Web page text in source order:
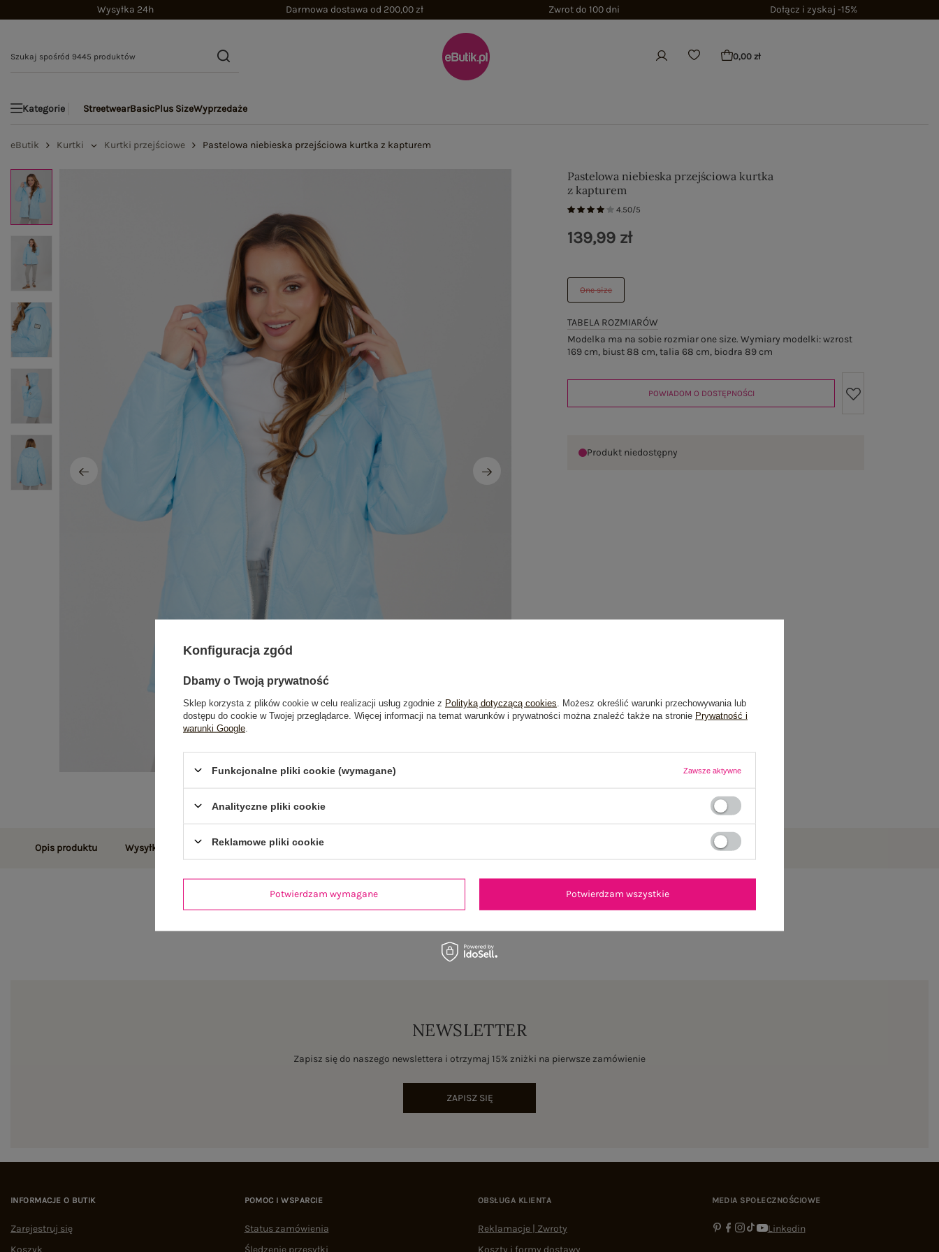
Wysyłka 24h Darmowa dostawa od 200,00 zł Zwrot do 100 dni Dołącz i zyskaj -15%
0,00 zł
Kategorie StreetwearBasicPlus SizeWyprzedaże
eButik Kurtki Kurtki przejściowe Pastelowa niebieska przejściowa kurtka z kapturem
Pastelowa niebieska przejściowa kurtka
z kapturem
4.50/5
One size
TABELA ROZMIARÓW
Modelka ma na sobie rozmiar one size. Wymiary modelki: wzrost
169 cm, biust 88 cm, talia 68 cm, biodra 89 cm
139,99 zł
POWIADOM O DOSTĘPNOŚCI
Produkt niedostępny
Opis produktu Wysyłka i dostawa Zwroty i reklamacje
NEWSLETTER
Zapisz się do naszego newslettera i otrzymaj 15% zniżki na pierwsze zamówienie
ZAPISZ SIĘ
INFORMACJE O BUTIK
Zarejestruj się
Koszyk
POMOC I WSPARCIE
Status zamówienia
Śledzenie przesyłki
OBSŁUGA KLIENTA
Reklamacje | Zwroty
Koszty i formy dostawy
MEDIA SPOŁECZNOŚCIOWE
Linkedin
Konfiguracja zgód
Dbamy o Twoją prywatność
Sklep korzysta z plików cookie w celu realizacji usług zgodnie z Polityką dotyczącą cookies . Możesz określić warunki przechowywania lub
dostępu do cookie w Twojej przeglądarce. Więcej informacji na temat warunków i prywatności można znaleźć także na stronie Prywatność i
warunki Google
Funkcjonalne pliki cookie (wymagane) Zawsze aktywne
Analityczne pliki cookie
Reklamowe pliki cookie
Potwierdzam wymagane Potwierdzam wszystkie